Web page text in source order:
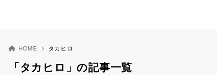
HOME タカヒロ
「タカヒロ」の記事一覧